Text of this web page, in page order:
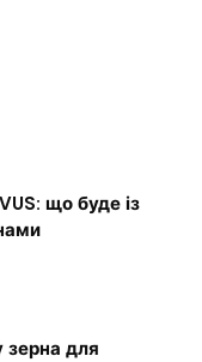
що буде із
зерна для